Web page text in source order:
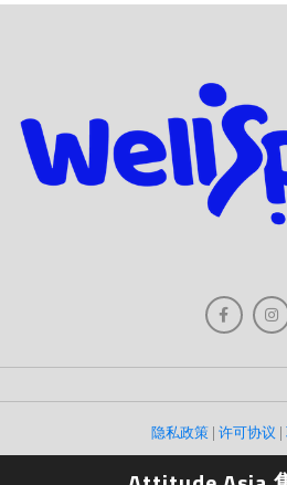
隐私政策 | 许可协议 |